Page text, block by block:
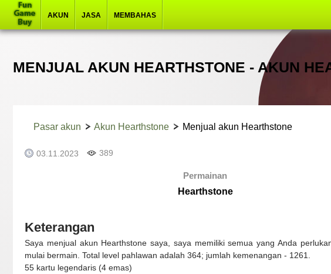
AKUN JASA MEMBAHAS
MENJUAL AKUN HEARTHSTONE - AKUN
Pasar akun Akun Hearthstone Menjual akun Hearthstone
03.11.2023 389
Permainan
Hearthstone
Keterangan
Saya menjual akun Hearthstone saya, saya memiliki semua yang Anda
mulai bermain. Total level pahlawan adalah 364; jumlah kemenangan - 1261.
55 kartu legendaris (4 emas)